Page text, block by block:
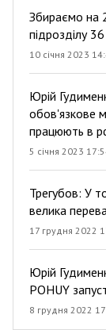
Збираємо на
підрозділу
10 січня 2023
Юрій
обов'язкове
працюють в
5 січня 2023
Трегубов: У
велика
17 грудня 2022
Юрій
POHUY
8 грудня 2022